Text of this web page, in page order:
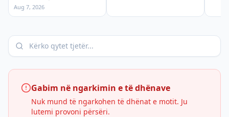
Aug 7, 2026
Gabim në ngarkimin e të dhënave
Nuk mund të ngarkohen të dhënat e motit. Ju
lutemi provoni përsëri.